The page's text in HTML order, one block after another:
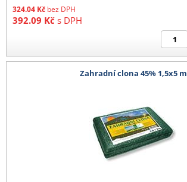
324.04 Kč bez DPH
392.09 Kč s DPH
Zahradní clona 45% 1,5x5 m